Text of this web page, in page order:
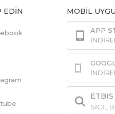
EDİN MOBİL
APP
ETBIS
SİCİL